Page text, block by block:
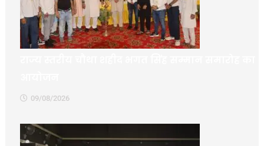
09/08/2026